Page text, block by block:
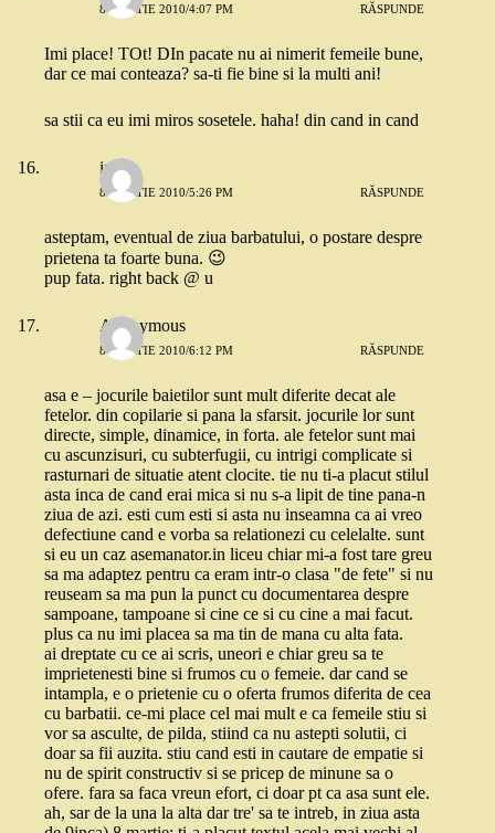
8 MARTIE 2010/4:07 PM RĂSPUNDE
Imi place! TOt! DIn pacate nu ai nimerit femeile bune,
dar ce mai conteaza? sa-ti fie bine si la multi ani!
sa stii ca eu imi miros sosetele. haha! din cand in cand
ira
8 MARTIE 2010/5:26 PM RĂSPUNDE
asteptam, eventual de ziua barbatului, o postare despre
prietena ta foarte buna. 😉
pup fata. right back @ u
Anonymous
8 MARTIE 2010/6:12 PM RĂSPUNDE
asa e – jocurile baietilor sunt mult diferite decat ale
fetelor. din copilarie si pana la sfarsit. jocurile lor sunt
directe, simple, dinamice, in forta. ale fetelor sunt mai
cu ascunzisuri, cu subterfugii, cu intrigi complicate si
rasturnari de situatie atent clocite. tie nu ti-a placut stilul
asta inca de cand erai mica si nu s-a lipit de tine pana-n
ziua de azi. esti cum esti si asta nu inseamna ca ai vreo
defectiune cand e vorba sa relationezi cu celelalte. sunt
si eu un caz asemanator.in liceu chiar mi-a fost tare greu
sa ma adaptez pentru ca eram intr-o clasa "de fete" si nu
reuseam sa ma pun la punct cu documentarea despre
sampoane, tampoane si cine ce si cu cine a mai facut.
plus ca nu imi placea sa ma tin de mana cu alta fata.
ai dreptate cu ce ai scris, uneori e chiar greu sa te
imprietenesti bine si frumos cu o femeie. dar cand se
intampla, e o prietenie cu o oferta frumos diferita de cea
cu barbatii. ce-mi place cel mai mult e ca femeile stiu si
vor sa asculte, de pilda, stiind ca nu astepti solutii, ci
doar sa fii auzita. stiu cand esti in cautare de empatie si
nu de spirit constructiv si se pricep de minune sa o
ofere. fara sa faca vreun efort, ci doar pt ca asa sunt ele.
ah, sar de la una la alta dar tre' sa te intreb, in ziua asta